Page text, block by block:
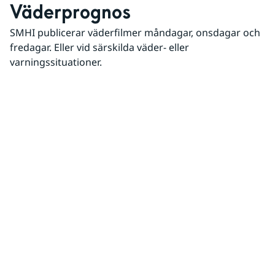
Väderprognos
SMHI publicerar väderfilmer måndagar, onsdagar och
fredagar. Eller vid särskilda väder- eller
varningssituationer.